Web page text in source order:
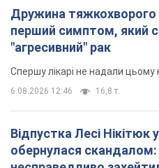
Знаменитість вийшла на пряму
мережі та розставила всі
6.08.2026 17:32 13,5 т.
"Динамо" з перемоги
кваліфікації Ліги
9 часов назад 2,5 т.